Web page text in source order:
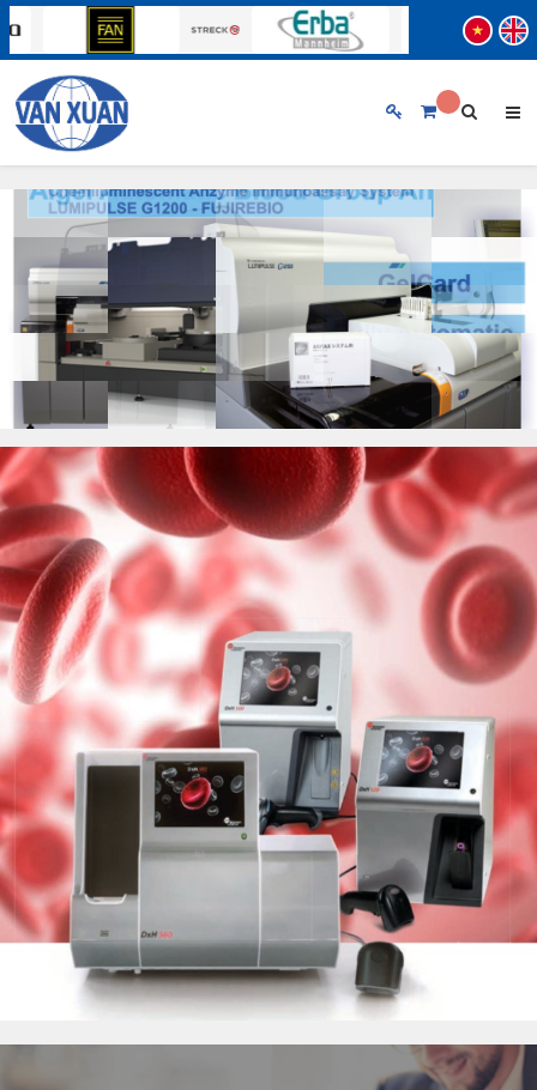
TRANG CHỦ GIỚI THIỆU CHUNG
SẢN PHẨM
THƯƠNG HIỆU
♦ ABBOTT
♦ FUJIREBIO
♦ BECKMAN COULTER
♦ STRECK
♦ ERBA MANNHEIM
♦ SIFIN
♦ SFRI
♦ DIAPRO
♦ FAN
♦ ARKRAY
HUYẾT HỌC
MIỄN DỊCH
SINH HÓA
HÓA CHẤT
GEL CARD
THIẾT BỊ KHÁC
BẢN TIN
HỖ TRỢ KHÁCH HÀNG
TUYỂN DỤNG
LIÊN HỆ